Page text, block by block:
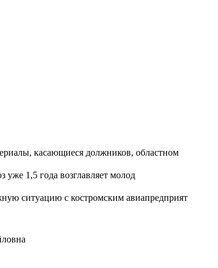
касающиеся должников, областном
уже 1,5 года возглавляет молод
ситуацию с костромским авиапредприят